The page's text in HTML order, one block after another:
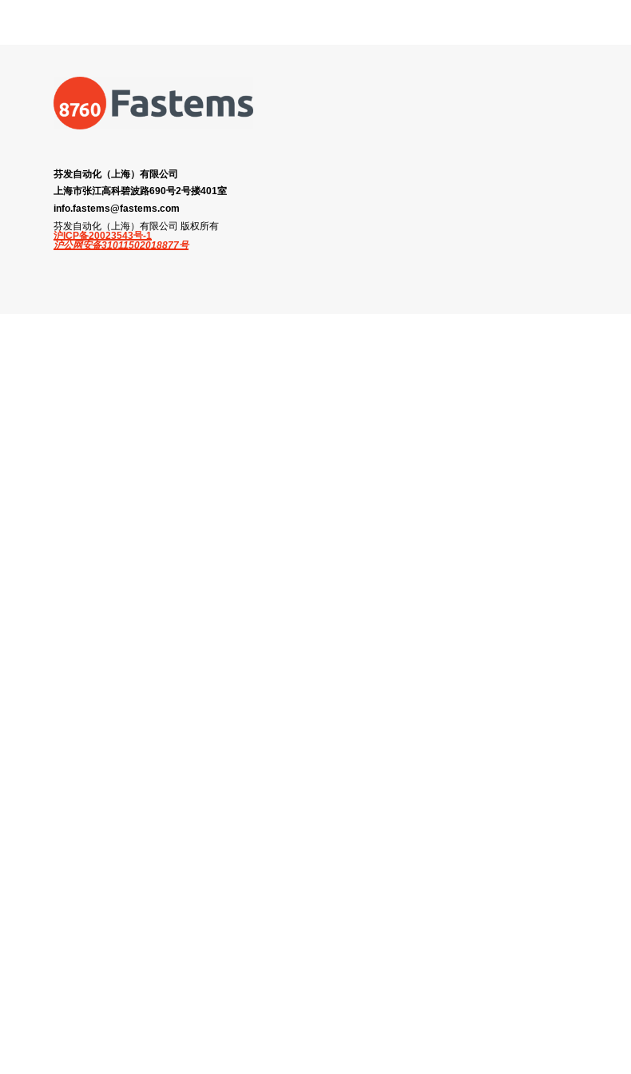
芬发自动化（上海）有限公司
上海市张江高科碧波路690号2号搂401室
info.fastems@fastems.com
芬发自动化（上海）有限公司 版权所有
沪ICP备20023543号-1
沪公网安备31011502018877号